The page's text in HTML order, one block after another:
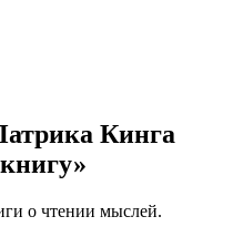
Кинга
о чтении мыслей.